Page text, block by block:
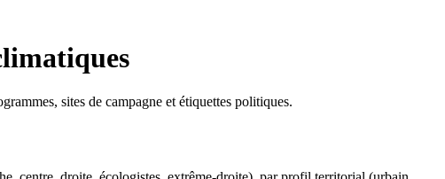
sites de campagne et étiquettes politiques.